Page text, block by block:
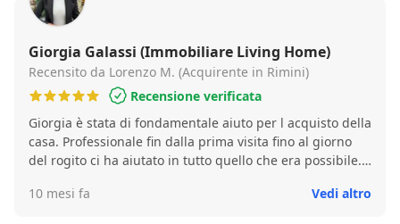
Giorgia Galassi (Immobiliare Living Home)
Recensito da Lorenzo M. (Acquirente in Rimini)
Recensione verificata
Giorgia è stata di fondamentale aiuto per l acquisto della
casa. Professionale fin dalla prima visita fino al giorno
del rogito ci ha aiutato in tutto quello che era possibile.
sempre disponibile in tutto !!
10 mesi fa Vedi altro